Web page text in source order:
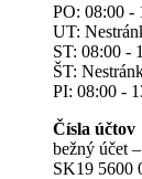
PO: 08:00 -
UT:
ST: 08:00 -
ŠT:
PI: 08:00 -
Čísla účtov
bežný účet
SK19 5600